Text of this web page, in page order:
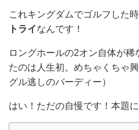
これキングダムでゴルフした
トライなんです！
ロングホールの2オン自体が
たのは人生初。めちゃくちゃ
グル逃しのバーディー）
はい！ただの自慢です！本題